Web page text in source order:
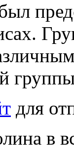
для
в